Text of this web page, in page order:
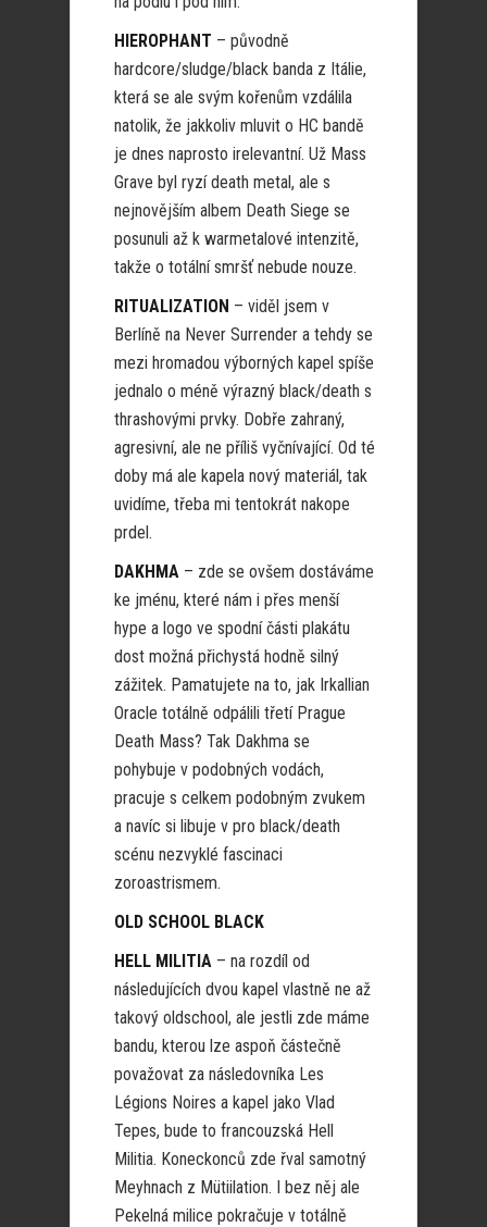
HIEROPHANT – původně
hardcore/sludge/black banda z Itálie,
která se ale svým kořenům vzdálila
natolik, že jakkoliv mluvit o HC bandě
je dnes naprosto irelevantní. Už Mass
Grave byl ryzí death metal, ale s
nejnovějším albem Death Siege se
posunuli až k warmetalové intenzitě,
takže o totální smršť nebude nouze.
RITUALIZATION – viděl jsem v
Berlíně na Never Surrender a tehdy se
mezi hromadou výborných kapel spíše
jednalo o méně výrazný black/death s
thrashovými prvky. Dobře zahraný,
agresivní, ale ne příliš vyčnívající. Od té
doby má ale kapela nový materiál, tak
uvidíme, třeba mi tentokrát nakope
prdel.
DAKHMA – zde se ovšem dostáváme
ke jménu, které nám i přes menší
hype a logo ve spodní části plakátu
dost možná přichystá hodně silný
zážitek. Pamatujete na to, jak Irkallian
Oracle totálně odpálili třetí Prague
Death Mass? Tak Dakhma se
pohybuje v podobných vodách,
pracuje s celkem podobným zvukem
a navíc si libuje v pro black/death
scénu nezvyklé fascinaci
zoroastrismem.
OLD SCHOOL BLACK
HELL MILITIA – na rozdíl od
následujících dvou kapel vlastně ne až
takový oldschool, ale jestli zde máme
bandu, kterou lze aspoň částečně
považovat za následovníka Les
Légions Noires a kapel jako Vlad
Tepes, bude to francouzská Hell
Militia. Koneckonců zde řval samotný
Meyhnach z Mütiilation. I bez něj ale
Pekelná milice pokračuje v totálně